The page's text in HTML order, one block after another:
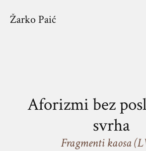
Žarko Paić
Aforizmi bez
svrha
Fragmenti kaosa